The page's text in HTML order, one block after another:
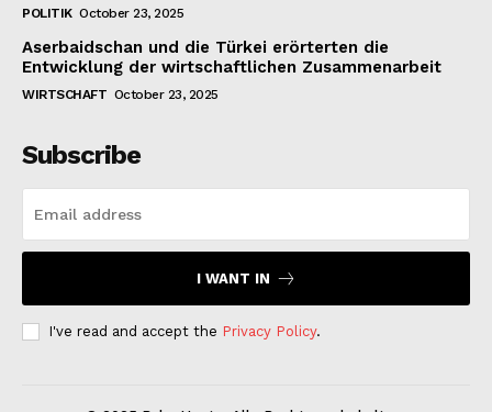
POLITIK October 23, 2025
Aserbaidschan und die Türkei erörterten die
Entwicklung der wirtschaftlichen Zusammenarbeit
WIRTSCHAFT October 23, 2025
Subscribe
I WANT IN
I've read and accept the Privacy Policy.